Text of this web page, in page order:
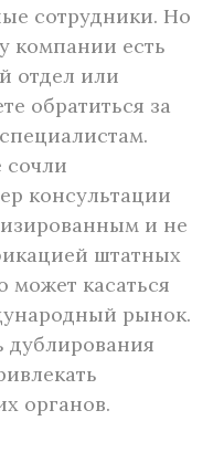
сотрудники. Но
компании есть
отдел или
обратиться за
сочли
консультации
и не
штатных
может касаться
рынок.
дублирования
органов.